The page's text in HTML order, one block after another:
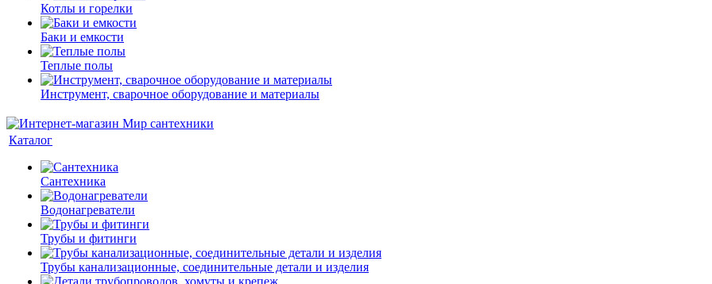
Котлы и горелки
Баки и емкости
Теплые полы
Инструмент, сварочное оборудование и материалы
Каталог
Сантехника
Водонагреватели
Трубы и фитинги
Трубы канализационные, соединительные детали и изделия